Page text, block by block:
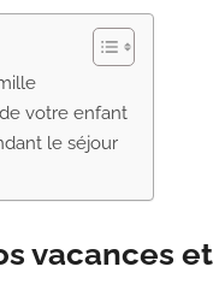
votre enfant
le séjour
vacances